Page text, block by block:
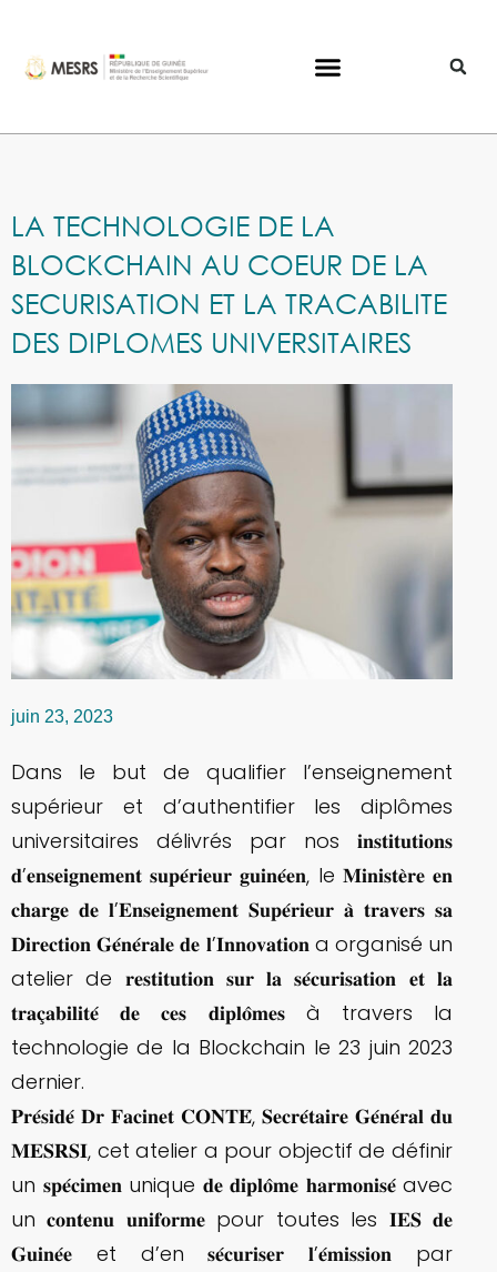
LA TECHNOLOGIE DE LA
BLOCKCHAIN AU COEUR DE LA
SECURISATION ET LA TRACABILITE
DES DIPLOMES UNIVERSITAIRES
juin 23, 2023
Dans le but de qualifier l’enseignement
supérieur et d’authentifier les diplômes
universitaires délivrés par nos 𝐢𝐧𝐬𝐭𝐢𝐭𝐮𝐭𝐢𝐨𝐧𝐬
𝐝’𝐞𝐧𝐬𝐞𝐢𝐠𝐧𝐞𝐦𝐞𝐧𝐭 𝐬𝐮𝐩𝐞́𝐫𝐢𝐞𝐮𝐫 𝐠𝐮𝐢𝐧𝐞́𝐞𝐧, le 𝐌𝐢𝐧𝐢𝐬𝐭𝐞̀𝐫𝐞 𝐞𝐧
𝐜𝐡𝐚𝐫𝐠𝐞 𝐝𝐞 𝐥’𝐄𝐧𝐬𝐞𝐢𝐠𝐧𝐞𝐦𝐞𝐧𝐭 𝐒𝐮𝐩𝐞́𝐫𝐢𝐞𝐮𝐫 𝐚̀ 𝐭𝐫𝐚𝐯𝐞𝐫𝐬 𝐬𝐚
𝐃𝐢𝐫𝐞𝐜𝐭𝐢𝐨𝐧 𝐆𝐞́𝐧𝐞́𝐫𝐚𝐥𝐞 𝐝𝐞 𝐥’𝐈𝐧𝐧𝐨𝐯𝐚𝐭𝐢𝐨𝐧 a organisé un
atelier de 𝐫𝐞𝐬𝐭𝐢𝐭𝐮𝐭𝐢𝐨𝐧 𝐬𝐮𝐫 𝐥𝐚 𝐬𝐞́𝐜𝐮𝐫𝐢𝐬𝐚𝐭𝐢𝐨𝐧 𝐞𝐭 𝐥𝐚
𝐭𝐫𝐚𝐜̧𝐚𝐛𝐢𝐥𝐢𝐭𝐞́ 𝐝𝐞 𝐜𝐞𝐬 𝐝𝐢𝐩𝐥𝐨̂𝐦𝐞𝐬 à travers la
technologie de la Blockchain le 23 juin 2023
dernier.
𝐏𝐫𝐞́𝐬𝐢𝐝𝐞́ 𝐃𝐫 𝐅𝐚𝐜𝐢𝐧𝐞𝐭 𝐂𝐎𝐍𝐓𝐄́, 𝐒𝐞𝐜𝐫𝐞́𝐭𝐚𝐢𝐫𝐞 𝐆𝐞́𝐧𝐞́𝐫𝐚𝐥 𝐝𝐮
𝐌𝐄𝐒𝐑𝐒𝐈, cet atelier a pour objectif de définir
un 𝐬𝐩𝐞́𝐜𝐢𝐦𝐞𝐧 unique 𝐝𝐞 𝐝𝐢𝐩𝐥𝐨̂𝐦𝐞 𝐡𝐚𝐫𝐦𝐨𝐧𝐢𝐬𝐞́ avec
un 𝐜𝐨𝐧𝐭𝐞𝐧𝐮 𝐮𝐧𝐢𝐟𝐨𝐫𝐦𝐞 pour toutes les 𝐈𝐄𝐒 𝐝𝐞
𝐆𝐮𝐢𝐧𝐞́𝐞 et d’en 𝐬𝐞́𝐜𝐮𝐫𝐢𝐬𝐞𝐫 𝐥’𝐞́𝐦𝐢𝐬𝐬𝐢𝐨𝐧 par